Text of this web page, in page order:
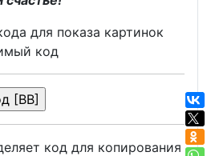
для показа картинок
код
код для копирования